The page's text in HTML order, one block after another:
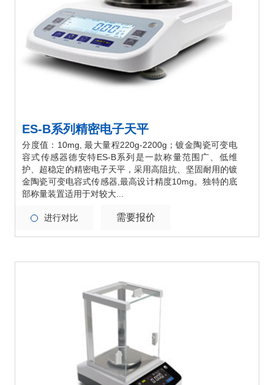
ES-B系列精密电子天平
分度值：10mg, 最大量程220g-2200g；镀金陶瓷可变电
容式传感器德安特ES-B系列是一款称量范围广、低维
护、超稳定的精密电子天平，采用高阻抗、坚固耐用的镀
金陶瓷可变电容式传感器,最高设计精度10mg。独特的底
部称量装置适用于对较大...
进行对比 需要报价